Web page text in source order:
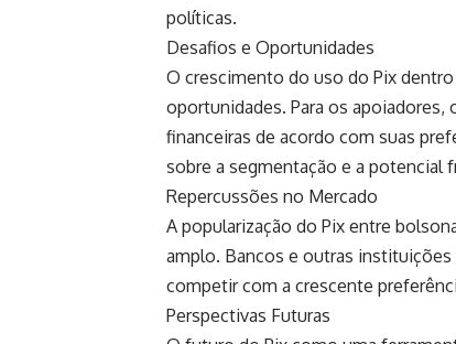
políticas.
Desafios e Oportunidades
O crescimento do uso do Pix
oportunidades. Para os apoiadores,
financeiras de acordo com suas
sobre a segmentação e a potencial
Repercussões no Mercado
A popularização do Pix entre
amplo. Bancos e outras instituições
competir com a crescente
Perspectivas Futuras